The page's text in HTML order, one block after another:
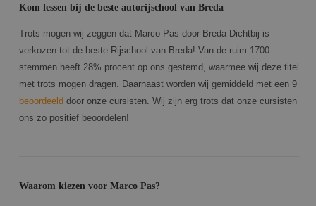
Kom lessen bij de beste autorijschool van Breda
Trots mogen wij zeggen dat Marco Pas door Breda Dichtbij is
verkozen tot de beste Rijschool van Breda! Van de ruim 1700
stemmen heeft 28% procent op ons gestemd, waarmee wij deze titel
met trots mogen dragen. Daarnaast worden wij gemiddeld met een 9
beoordeeld door onze cursisten. Wij zijn erg trots dat onze cursisten
ons zo positief beoordelen!
Waarom kiezen voor Marco Pas?